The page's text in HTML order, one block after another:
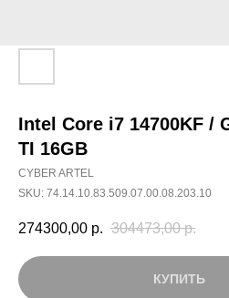
Intel Core i7 14700KF /
TI 16GB
CYBER ARTEL
SKU: 74.14.10.83.509.07.00.08.203.10
274300,00 р. 304473,00 р.
КУПИТЬ